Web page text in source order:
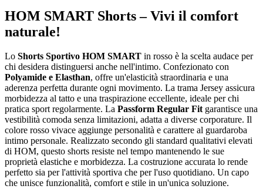
HOM SMART Shorts – Vivi il comfort
naturale!
Lo Shorts Sportivo HOM SMART in rosso è la scelta audace per
chi desidera distinguersi anche nell'intimo. Confezionato con
Polyamide e Elasthan, offre un'elasticità straordinaria e una
aderenza perfetta durante ogni movimento. La trama Jersey assicura
morbidezza al tatto e una traspirazione eccellente, ideale per chi
pratica sport regolarmente. La Passform Regular Fitgarantisce una
vestibilità comoda senza limitazioni, adatta a diverse corporature. Il
colore rosso vivace aggiunge personalità e carattere al guardaroba
intimo personale. Realizzato secondo gli standard qualitativi elevati
di HOM, questo shorts resiste nel tempo mantenendo le sue
proprietà elastiche e morbidezza. La costruzione accurata lo rende
perfetto sia per l'attività sportiva che per l'uso quotidiano. Un capo
che unisce funzionalità, comfort e stile in un'unica soluzione.